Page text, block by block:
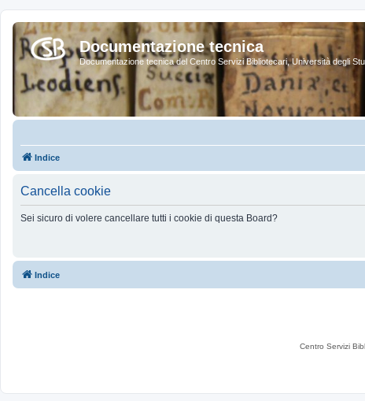
Documentazione tecnica
Documentazione tecnica del Centro Servizi Bibliotecari, Università degli
Indice
Cancella cookie
Sei sicuro di volere cancellare tutti i cookie di questa Board?
Indice
Centro Servizi